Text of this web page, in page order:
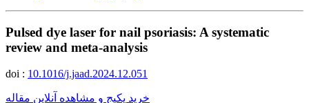
Pulsed dye laser for nail psoriasis: A systematic
review and meta-analysis
doi : 10.1016/j.jaad.2024.12.051
خرید پکیج و مشاهده آنلاین مقاله